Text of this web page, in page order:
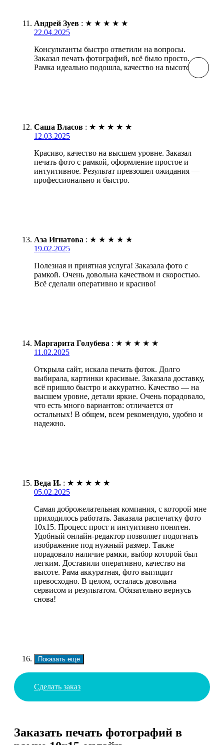
Андрей Зуев : ★ ★ ★ ★ ★
22.04.2025
Консультанты быстро ответили на вопросы.
Заказал печать фотографий, всё было просто.
Рамка идеально подошла, качество на высоте!
Саша Власов : ★ ★ ★ ★ ★
12.03.2025
Красиво, качество на высшем уровне. Заказал
печать фото с рамкой, оформление простое и
интуитивное. Результат превзошел ожидания —
профессионально и быстро.
Аза Игнатова : ★ ★ ★ ★ ★
19.02.2025
Полезная и приятная услуга! Заказала фото с
рамкой. Очень довольна качеством и скоростью.
Всё сделали оперативно и красиво!
Маргарита Голубева : ★ ★ ★ ★ ★
11.02.2025
Открыла сайт, искала печать фоток. Долго
выбирала, картинки красивые. Заказала доставку,
всё пришло быстро и аккуратно. Качество — на
высшем уровне, детали яркие. Очень порадовало,
что есть много вариантов: отличается от
остальных! В общем, всем рекомендую, удобно и
надежно.
Веда И. : ★ ★ ★ ★ ★
05.02.2025
Самая доброжелательная компания, с которой мне
приходилось работать. Заказала распечатку фото
10х15. Процесс прост и интуитивно понятен.
Удобный онлайн-редактор позволяет подогнать
изображение под нужный размер. Также
порадовало наличие рамки, выбор которой был
легким. Доставили оперативно, качество на
высоте. Рама аккуратная, фото выглядит
превосходно. В целом, осталась довольна
сервисом и результатом. Обязательно вернусь
снова!
Показать еще
Сделать заказ
Заказать печать фотографий в